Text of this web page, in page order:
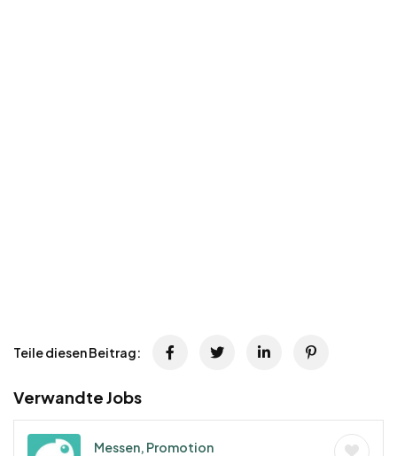
Teile diesen Beitrag:
Verwandte Jobs
Messen, Promotion